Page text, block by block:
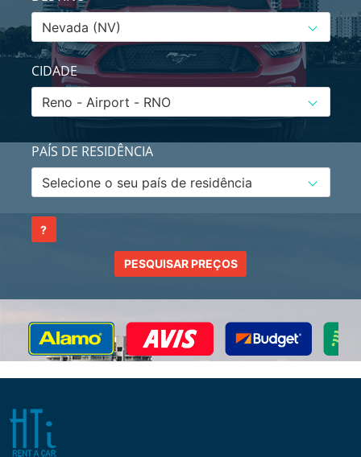
CIDADE
PAÍS DE RESIDÊNCIA
?
PESQUISAR PREÇOS